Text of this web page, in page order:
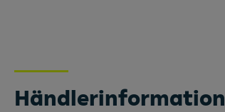
Händlerinformation